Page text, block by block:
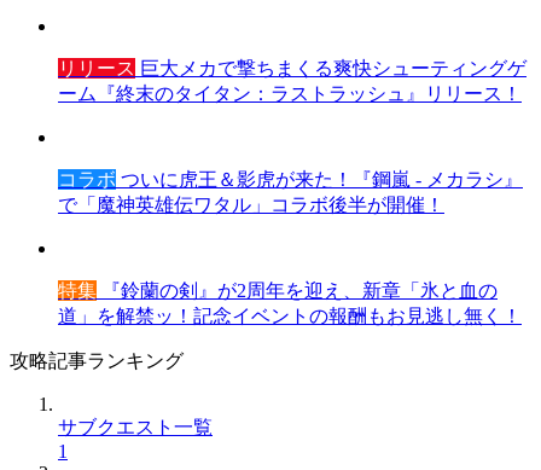
リリース 巨大メカで撃ちまくる爽快シューティングゲ
ーム『終末のタイタン：ラストラッシュ』リリース！
コラボ ついに虎王＆影虎が来た！『鋼嵐 - メカラシ』
で「魔神英雄伝ワタル」コラボ後半が開催！
特集 『鈴蘭の剣』が2周年を迎え、新章「氷と血の
道」を解禁ッ！記念イベントの報酬もお見逃し無く！
攻略記事ランキング
サブクエスト一覧
1